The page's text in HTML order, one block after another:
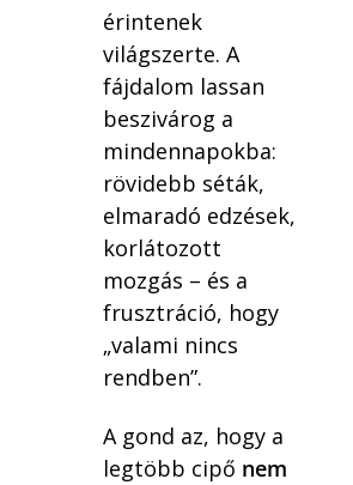
érintenek
világszerte. A
fájdalom lassan
beszivárog a
mindennapokba:
rövidebb séták,
elmaradó edzések,
korlátozott
mozgás – és a
frusztráció, hogy
„valami nincs
rendben”.
A gond az, hogy a
legtöbb cipő nem